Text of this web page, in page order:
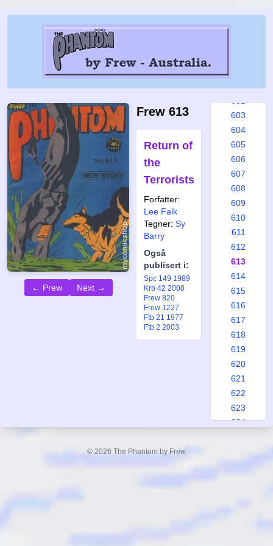
← Prew Next →
Frew 613
Return of
the
Terrorists
Forfatter:
Lee Falk
Tegner: Sy
Barry
Også
publisert i:
Spc 149 1989
Krb 42 2008
Frew 820
Frew 1227
Ftb 21 1977
Ftb 2 2003
596
603
604
605
606
607
608
609
610
611
612
613
614
615
616
617
618
619
620
621
622
623
624
© 2026 The Phantom by Frew